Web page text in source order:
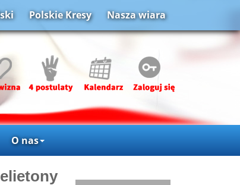
Polskie Kresy Nasza wiara
O nas